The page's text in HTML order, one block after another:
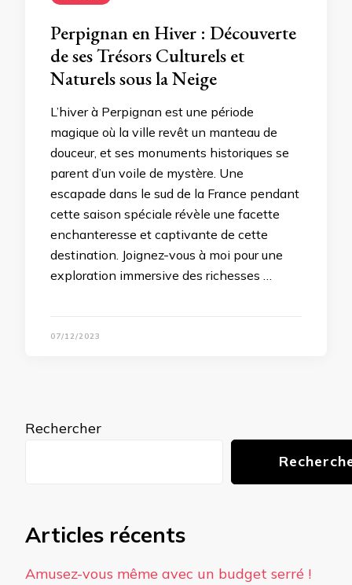
Perpignan en Hiver : Découverte
de ses Trésors Culturels et
Naturels sous la Neige
L’hiver à Perpignan est une période
magique où la ville revêt un manteau de
douceur, et ses monuments historiques se
parent d’un voile de mystère. Une
escapade dans le sud de la France pendant
cette saison spéciale révèle une facette
enchanteresse et captivante de cette
destination. Joignez-vous à moi pour une
exploration immersive des richesses …
07/12/2023
Rechercher
Articles récents
Amusez-vous même avec un budget serré !